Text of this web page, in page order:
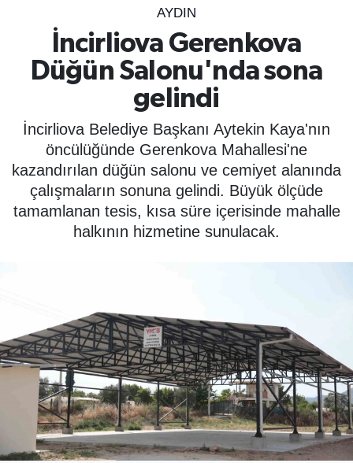
AYDIN
İncirliova Gerenkova
Düğün Salonu'nda sona
gelindi
İncirliova Belediye Başkanı Aytekin Kaya'nın
öncülüğünde Gerenkova Mahallesi'ne
kazandırılan düğün salonu ve cemiyet alanında
çalışmaların sonuna gelindi. Büyük ölçüde
tamamlanan tesis, kısa süre içerisinde mahalle
halkının hizmetine sunulacak.
SPOR
ÇEVRE
BİLİM - TEKNOLOJİ
KADIN
KÜLTÜR SANAT